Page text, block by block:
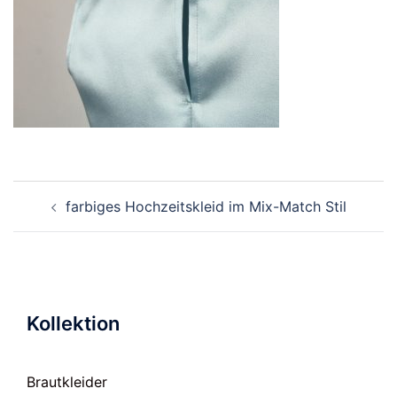
farbiges Hochzeitskleid im Mix-Match Stil
Kollektion
Brautkleider